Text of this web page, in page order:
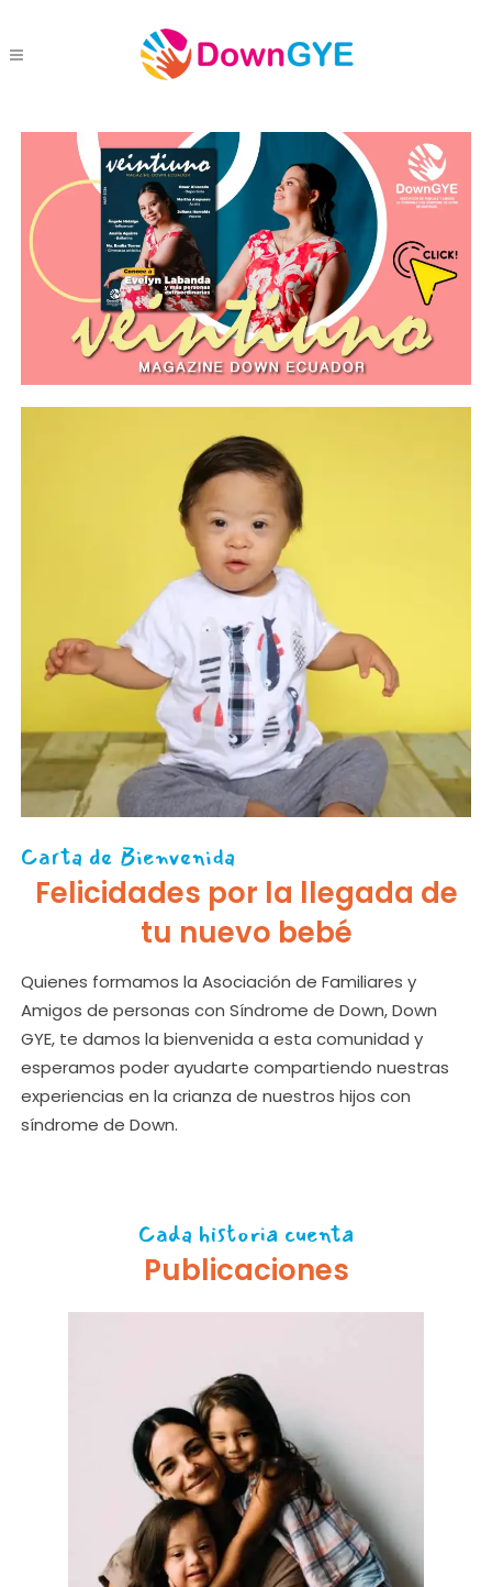
Carta de Bienvenida
Felicidades por la llegada de
tu nuevo bebé
Quienes formamos la Asociación de Familiares y
Amigos de personas con Síndrome de Down, Down
GYE, te damos la bienvenida a esta comunidad y
esperamos poder ayudarte compartiendo nuestras
experiencias en la crianza de nuestros hijos con
síndrome de Down.
Cada historia cuenta
Publicaciones